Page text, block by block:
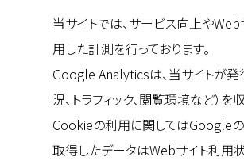
当サイトでは、サービス向上や
用した計測を行っております。
Google Analyticsは、当サイトが発
況、トラフィック、閲覧環境など）を
Cookieの利用に関してはGoogleの
取得したデータはWebサイト利用